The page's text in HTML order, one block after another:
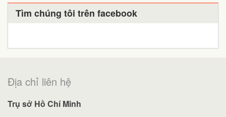
Tìm chúng tôi trên facebook
Địa chỉ liên hệ
Trụ sở Hồ Chí Minh